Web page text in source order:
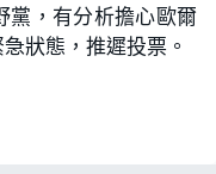
黨，有分析擔心歐爾
狀態，推遲投票。